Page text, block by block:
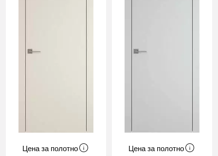
Цена за полотно Цена за полотно